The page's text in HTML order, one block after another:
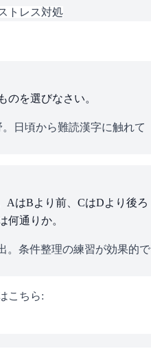
トレス対処
のを選びなさい。
日頃から難読漢字に触れて
AはBより前、CはDより後ろ
何通りか。
。条件整理の練習が効果的で
こちら: